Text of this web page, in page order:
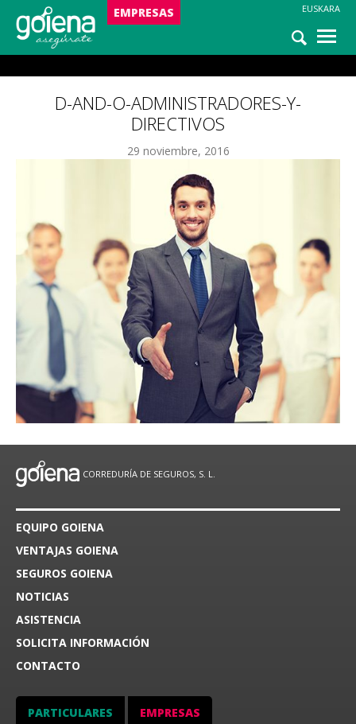
EMPRESAS EUSKARA
NOTICIAS
D-AND-O-ADMINISTRADORES-Y-
DIRECTIVOS
29 noviembre, 2016
EQUIPO GOIENA
VENTAJAS GOIENA
SEGUROS GOIENA
NOTICIAS
ASISTENCIA
SOLICITA INFORMACIÓN
CONTACTO
CORREDURÍA DE SEGUROS, S. L.
PARTICULARES EMPRESAS